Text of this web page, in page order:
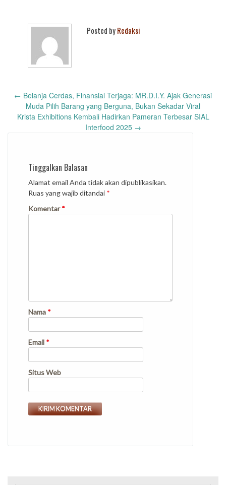
Posted byRedaksi
Post
navigation
← Belanja Cerdas, Finansial Terjaga: MR.D.I.Y. Ajak Generasi
Muda Pilih Barang yang Berguna, Bukan Sekadar Viral
Krista Exhibitions Kembali Hadirkan Pameran Terbesar SIAL
Interfood 2025 →
Tinggalkan Balasan
Alamat email Anda tidak akan dipublikasikan.
Ruas yang wajib ditandai *
Komentar*
Nama *
Email *
Situs Web